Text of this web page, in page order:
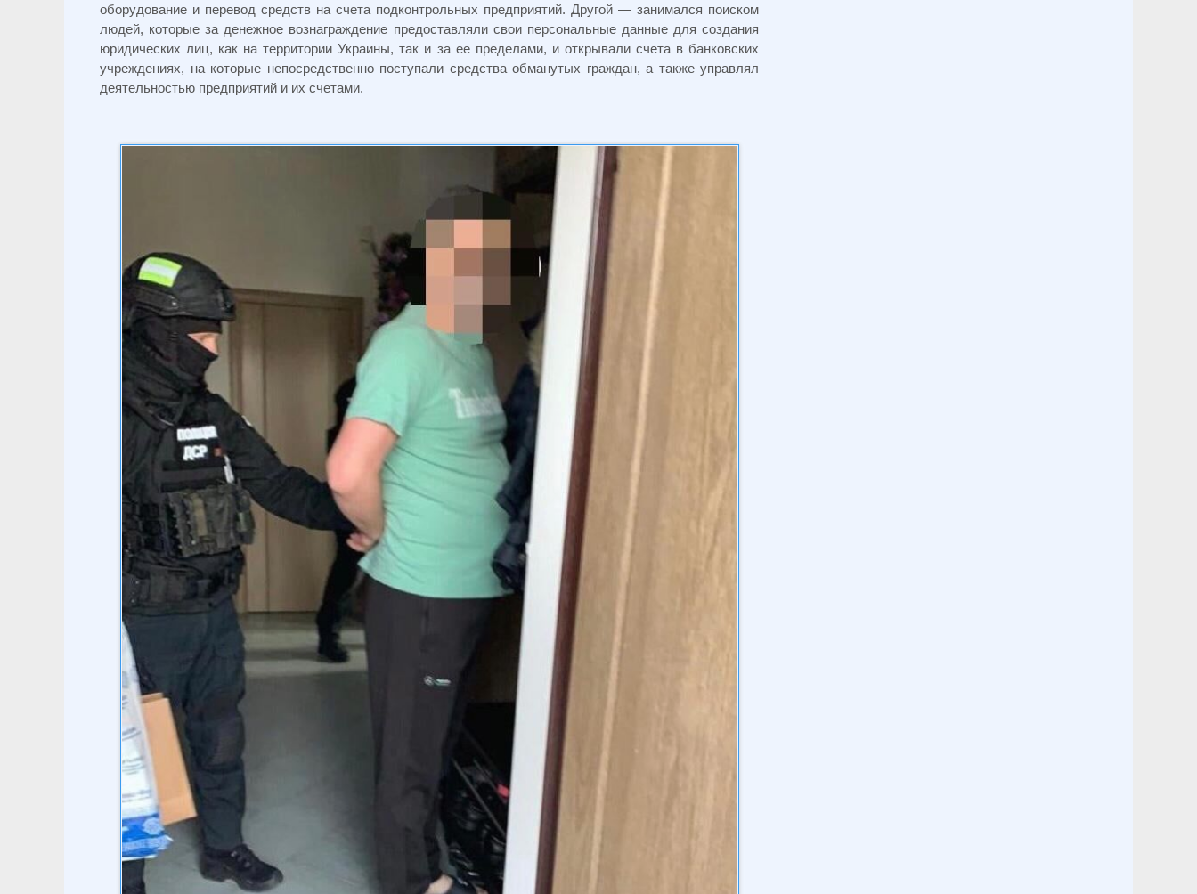
оборудование и перевод средств на счета подконтрольных предприятий. Другой — занимался поиском
людей, которые за денежное вознаграждение предоставляли свои персональные данные для создания
юридических лиц, как на территории Украины, так и за ее пределами, и открывали счета в банковских
учреждениях, на которые непосредственно поступали средства обманутых граждан, а также управлял
деятельностью предприятий и их счетами.